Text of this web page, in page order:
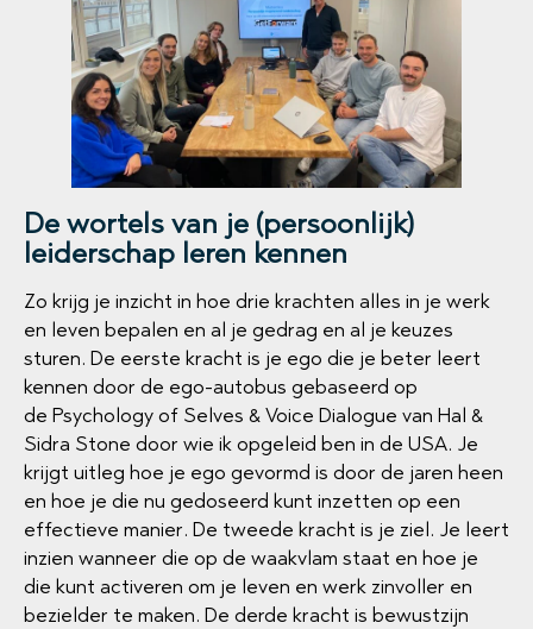
De wortels van je (persoonlijk)
leiderschap leren kennen
Zo krijg je inzicht in hoe drie krachten alles in je werk
en leven bepalen en al je gedrag en al je keuzes
sturen. De eerste kracht is je ego die je beter leert
kennen door de ego-autobus gebaseerd op
de Psychology of Selves & Voice Dialogue van Hal &
Sidra Stone door wie ik opgeleid ben in de USA. Je
krijgt uitleg hoe je ego gevormd is door de jaren heen
en hoe je die nu gedoseerd kunt inzetten op een
effectieve manier. De tweede kracht is je ziel. Je leert
inzien wanneer die op de waakvlam staat en hoe je
die kunt activeren om je leven en werk zinvoller en
bezielder te maken. De derde kracht is bewustzijn